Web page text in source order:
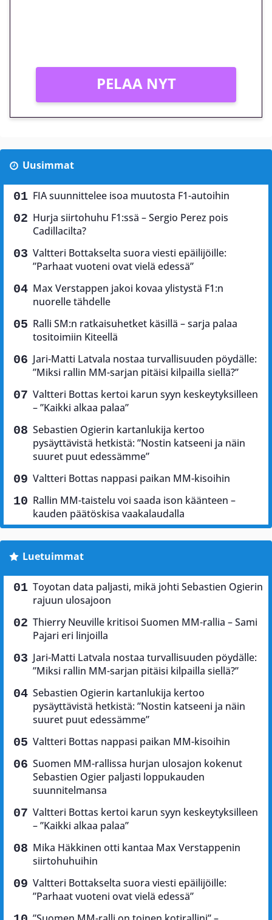
PELAA NYT
Uusimmat
FIA suunnittelee isoa muutosta F1-autoihin
Hurja siirtohuhu F1:ssä – Sergio Perez pois
Cadillacilta?
Valtteri Bottakselta suora viesti epäilijöille:
”Parhaat vuoteni ovat vielä edessä”
Max Verstappen jakoi kovaa ylistystä F1:n
nuorelle tähdelle
Ralli SM:n ratkaisuhetket käsillä – sarja palaa
tositoimiin Kiteellä
Jari-Matti Latvala nostaa turvallisuuden pöydälle:
”Miksi rallin MM-sarjan pitäisi kilpailla siellä?”
Valtteri Bottas kertoi karun syyn keskeytyksilleen
– ”Kaikki alkaa palaa”
Sebastien Ogierin kartanlukija kertoo
pysäyttävistä hetkistä: ”Nostin katseeni ja näin
suuret puut edessämme”
Valtteri Bottas nappasi paikan MM-kisoihin
Rallin MM-taistelu voi saada ison käänteen –
kauden päätöskisa vaakalaudalla
Luetuimmat
Toyotan data paljasti, mikä johti Sebastien Ogierin
rajuun ulosajoon
Thierry Neuville kritisoi Suomen MM-rallia – Sami
Pajari eri linjoilla
Jari-Matti Latvala nostaa turvallisuuden pöydälle:
”Miksi rallin MM-sarjan pitäisi kilpailla siellä?”
Sebastien Ogierin kartanlukija kertoo
pysäyttävistä hetkistä: ”Nostin katseeni ja näin
suuret puut edessämme”
Valtteri Bottas nappasi paikan MM-kisoihin
Suomen MM-rallissa hurjan ulosajon kokenut
Sebastien Ogier paljasti loppukauden
suunnitelmansa
Valtteri Bottas kertoi karun syyn keskeytyksilleen
– ”Kaikki alkaa palaa”
Mika Häkkinen otti kantaa Max Verstappenin
siirtohuhuihin
Valtteri Bottakselta suora viesti epäilijöille:
”Parhaat vuoteni ovat vielä edessä”